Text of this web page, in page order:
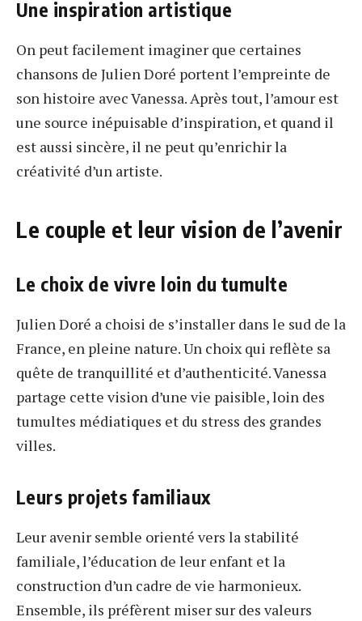
Une inspiration artistique
On peut facilement imaginer que certaines
chansons de Julien Doré portent l’empreinte de
son histoire avec Vanessa. Après tout, l’amour est
une source inépuisable d’inspiration, et quand il
est aussi sincère, il ne peut qu’enrichir la
créativité d’un artiste.
Le couple et leur vision de l’avenir
Le choix de vivre loin du tumulte
Julien Doré a choisi de s’installer dans le sud de la
France, en pleine nature. Un choix qui reflète sa
quête de tranquillité et d’authenticité. Vanessa
partage cette vision d’une vie paisible, loin des
tumultes médiatiques et du stress des grandes
villes.
Leurs projets familiaux
Leur avenir semble orienté vers la stabilité
familiale, l’éducation de leur enfant et la
construction d’un cadre de vie harmonieux.
Ensemble, ils préfèrent miser sur des valeurs